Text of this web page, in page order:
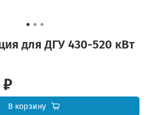
для ДГУ 430-520 кВт
В корзину